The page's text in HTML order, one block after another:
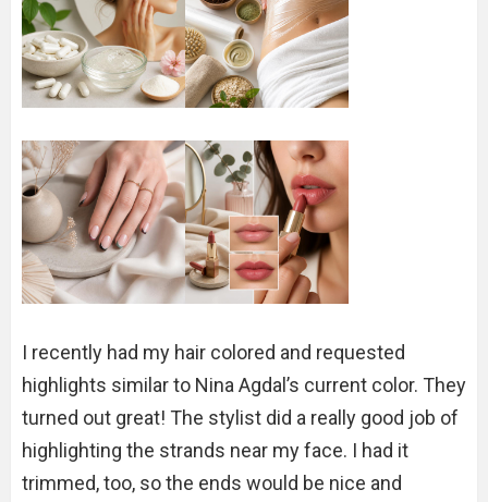
I recently had my hair colored and requested
highlights similar to Nina Agdal’s current color. They
turned out great! The stylist did a really good job of
highlighting the strands near my face. I had it
trimmed, too, so the ends would be nice and